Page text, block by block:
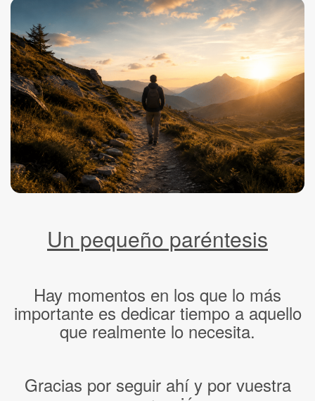
Un pequeño paréntesis
Hay momentos en los que lo más
importante es dedicar tiempo a aquello
que realmente lo necesita.
Gracias por seguir ahí y por vuestra